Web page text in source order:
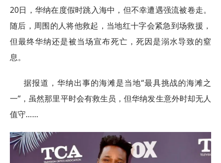
20日，华纳在度假时跳入海中，但不幸遭遇强流被卷走。
随后，周围的人将他救起，当地红十字会紧急到场救援，
但最终华纳还是被当场宣布死亡，死因是溺水导致的窒
息。
据报道，华纳出事的海滩是当地“最具挑战的海滩之
一”，虽然那里平时会有救生员，但华纳发生意外时却无人
值守……